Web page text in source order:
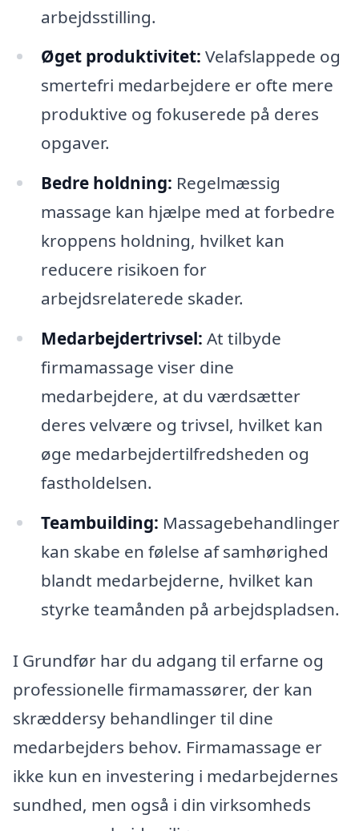
arbejdsstilling.
Øget produktivitet: Velafslappede og
smertefri medarbejdere er ofte mere
produktive og fokuserede på deres
opgaver.
Bedre holdning: Regelmæssig
massage kan hjælpe med at forbedre
kroppens holdning, hvilket kan
reducere risikoen for
arbejdsrelaterede skader.
Medarbejdertrivsel: At tilbyde
firmamassage viser dine
medarbejdere, at du værdsætter
deres velvære og trivsel, hvilket kan
øge medarbejdertilfredsheden og
fastholdelsen.
Teambuilding: Massagebehandlinger
kan skabe en følelse af samhørighed
blandt medarbejderne, hvilket kan
styrke teamånden på arbejdspladsen.
I Grundfør har du adgang til erfarne og
professionelle firmamassører, der kan
skræddersy behandlinger til dine
medarbejders behov. Firmamassage er
ikke kun en investering i medarbejdernes
sundhed, men også i din virksomheds